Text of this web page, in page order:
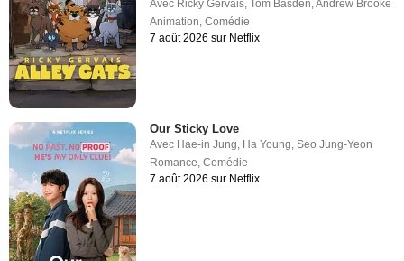
Avec Ricky Gervais ,Tom Basden ,Andrew Brooke
Animation ,Comédie
7 août 2026 sur Netflix
Our Sticky Love
Avec Hae-in Jung, Ha Young,Seo Jung-Yeon
Romance,Comédie
7 août 2026 sur Netflix